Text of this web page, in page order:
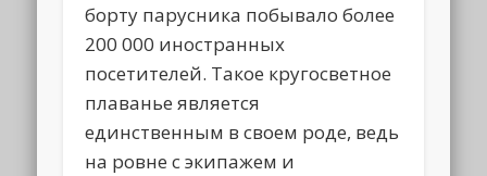
борту парусника побывало более
200 000 иностранных
посетителей. Такое кругосветное
плаванье является
единственным в своем роде, ведь
на ровне с экипажем и